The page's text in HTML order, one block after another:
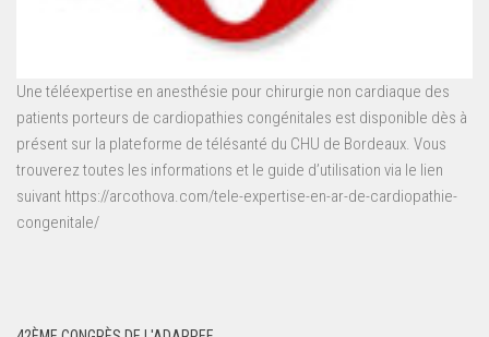
Une téléexpertise en anesthésie pour chirurgie non cardiaque des
patients porteurs de cardiopathies congénitales est disponible dès à
présent sur la plateforme de télésanté du CHU de Bordeaux. Vous
trouverez toutes les informations et le guide d’utilisation via le lien
suivant https://arcothova.com/tele-expertise-en-ar-de-cardiopathie-
congenitale/